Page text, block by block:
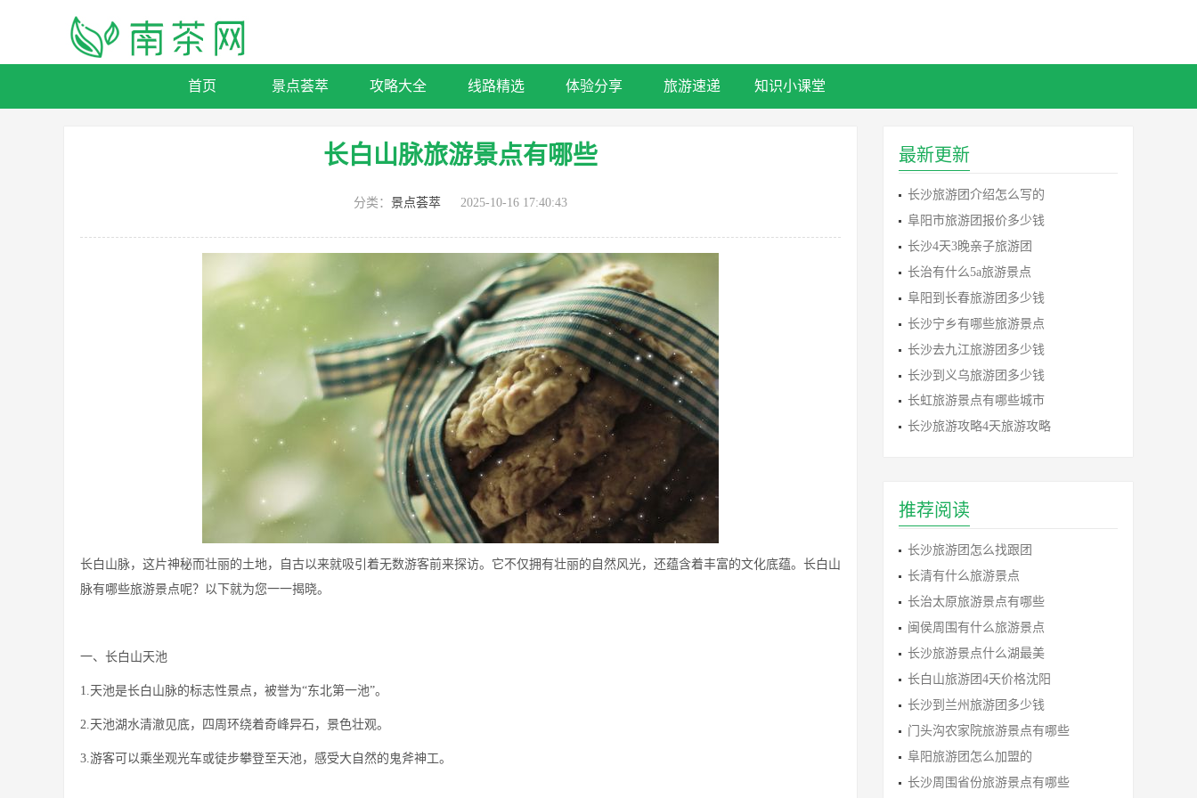
首页 景点荟萃 攻略大全 线路精选 体验分享 旅游速递 知识小课堂
长白山脉旅游景点有哪些
分类：景点荟萃 2025-10-16 17:40:43
长白山脉，这片神秘而壮丽的土地，自古以来就吸引着无数游客前来探访。它不仅拥有壮丽的自然风光，还蕴含着丰富的文化底蕴。长白山
脉有哪些旅游景点呢？以下就为您一一揭晓。
一、长白山天池
1.天池是长白山脉的标志性景点，被誉为“东北第一池”。
2.天池湖水清澈见底，四周环绕着奇峰异石，景色壮观。
3.游客可以乘坐观光车或徒步攀登至天池，感受大自然的鬼斧神工。
最新更新
长沙旅游团介绍怎么写的
阜阳市旅游团报价多少钱
长沙4天3晚亲子旅游团
长治有什么5a旅游景点
阜阳到长春旅游团多少钱
长沙宁乡有哪些旅游景点
长沙去九江旅游团多少钱
长沙到义乌旅游团多少钱
长虹旅游景点有哪些城市
长沙旅游攻略4天旅游攻略
推荐阅读
长沙旅游团怎么找跟团
长清有什么旅游景点
长治太原旅游景点有哪些
闽侯周围有什么旅游景点
长沙旅游景点什么湖最美
长白山旅游团4天价格沈阳
长沙到兰州旅游团多少钱
门头沟农家院旅游景点有哪些
阜阳旅游团怎么加盟的
长沙周围省份旅游景点有哪些